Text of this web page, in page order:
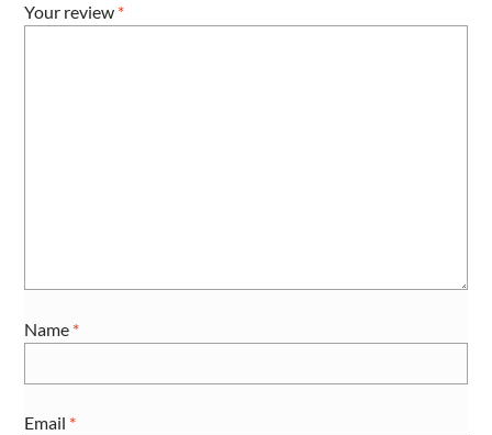
Your review *
Name *
Email *